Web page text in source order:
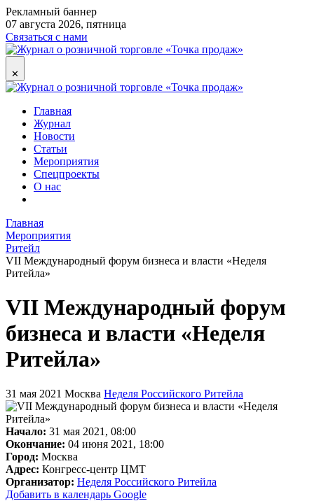
Рекламный баннер
07 августа 2026, пятница
Связаться с нами
✕
Главная
Журнал
Новости
Статьи
Мероприятия
Спецпроекты
О нас
Главная
Мероприятия
Ритейл
VII Международный форум бизнеса и власти «Неделя
Ритейла»
VII Международный форум
бизнеса и власти «Неделя
Ритейла»
31 мая 2021 Москва Неделя Российского Ритейла
Начало: 31 мая 2021, 08:00
Окончание: 04 июня 2021, 18:00
Город: Москва
Адрес: Конгресс-центр ЦМТ
Организатор: Неделя Российского Ритейла
Добавить в календарь Google